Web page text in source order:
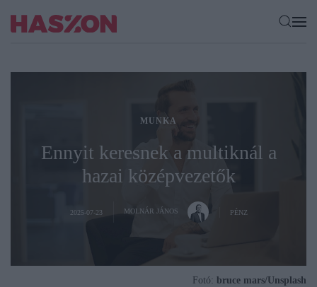
MUNKA
Ennyit keresnek a multiknál a
hazai középvezetők
2025-07-23 MOLNÁR JÁNOS PÉNZ
Fotó: bruce mars/Unsplash